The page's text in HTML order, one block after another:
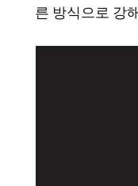
른 방식으로 강